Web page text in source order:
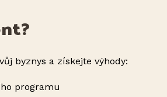
byznys a získejte výhody:
programu